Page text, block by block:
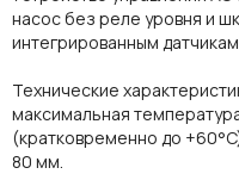
насос без реле уровня и
интегрированным
Технические
максимальная
(кратковременно до
80 мм.